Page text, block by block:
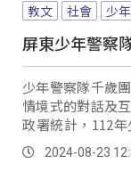
教文 社會 少
屏東少年警察
少年警察隊千歲
情境式的對話及
政署統計，112
還有「毒品」、
寫入短劇中，希
2024-08-23